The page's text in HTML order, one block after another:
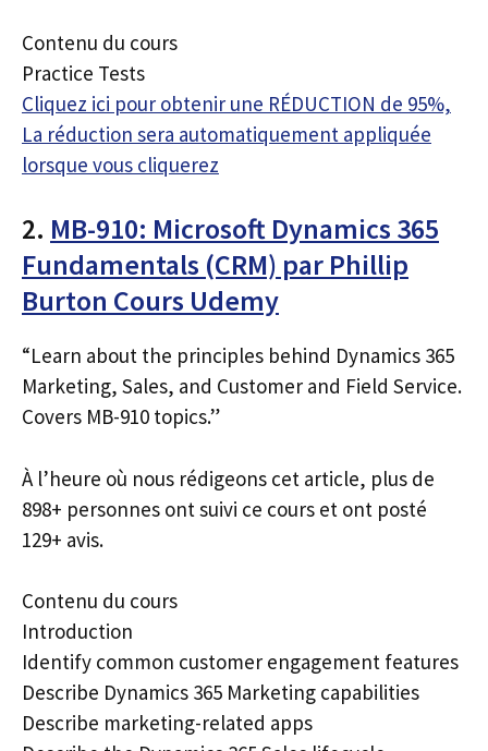
Contenu du cours
Practice Tests
Cliquez ici pour obtenir une RÉDUCTION de 95%,
La réduction sera automatiquement appliquée
lorsque vous cliquerez
2. MB-910: Microsoft Dynamics 365
Fundamentals (CRM) par Phillip
Burton Cours Udemy
“Learn about the principles behind Dynamics 365
Marketing, Sales, and Customer and Field Service.
Covers MB-910 topics.”
À l’heure où nous rédigeons cet article, plus de
898+ personnes ont suivi ce cours et ont posté
129+ avis.
Contenu du cours
Introduction
Identify common customer engagement features
Describe Dynamics 365 Marketing capabilities
Describe marketing-related apps